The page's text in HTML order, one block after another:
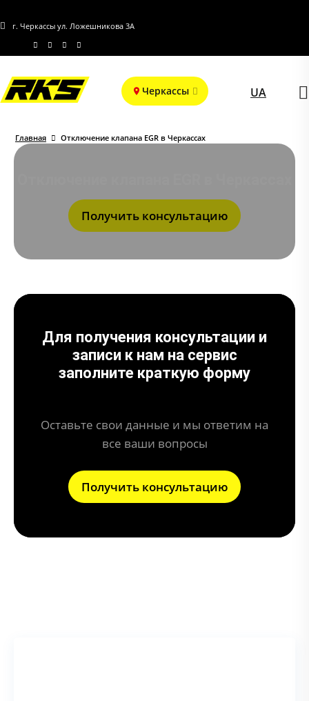
г. Черкассы ул. Ложешникова 3А
Черкассы UA
Главная Отключение клапана EGR в Черкассах
Получить консультацию
Для получения консультации и
записи к нам на сервис
заполните краткую форму
Оставьте свои данные и мы ответим на
все ваши вопросы
Получить консультацию